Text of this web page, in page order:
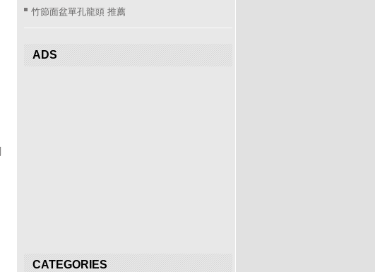
竹節面盆單孔龍頭 推薦
ADS
CATEGORIES